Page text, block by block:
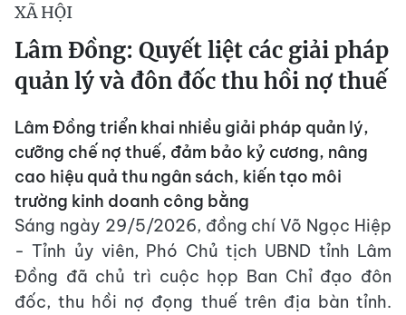
XÃ HỘI
Lâm Đồng: Quyết liệt các giải pháp
quản lý và đôn đốc thu hồi nợ thuế
Lâm Đồng triển khai nhiều giải pháp quản lý,
cưỡng chế nợ thuế, đảm bảo kỷ cương, nâng
cao hiệu quả thu ngân sách, kiến tạo môi
trường kinh doanh công bằng
Sáng ngày 29/5/2026, đồng chí Võ Ngọc Hiệp
- Tỉnh ủy viên, Phó Chủ tịch UBND tỉnh Lâm
Đồng đã chủ trì cuộc họp Ban Chỉ đạo đôn
đốc, thu hồi nợ đọng thuế trên địa bàn tỉnh.